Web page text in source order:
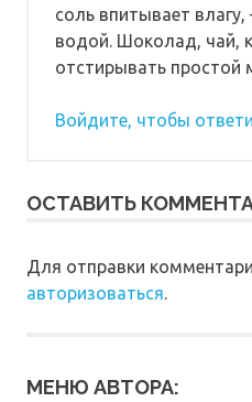
соль впитывает
водой. Шоколад, чай,
отстирывать
Войдите, чтобы
ОСТАВИТЬ
Для отправки
авторизоваться.
МЕНЮ АВТОРА: